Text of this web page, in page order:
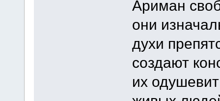
Ариман
они
духи
создают
их